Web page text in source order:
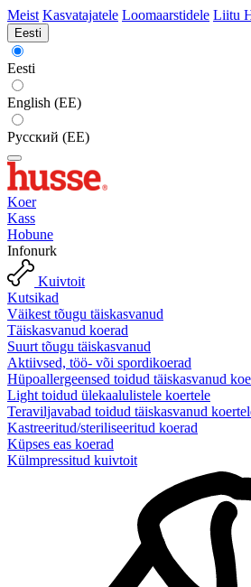
Meist Kasvatajatele Loomaarstidele Liitu
Eesti
Eesti
English (EE)
Русский (EE)
Koer
Kass
Hobune
Infonurk
Kuivtoit
Kutsikad
Väikest tõugu täiskasvanud
Täiskasvanud koerad
Suurt tõugu täiskasvanud
Aktiivsed, töö- või spordikoerad
Hüpoallergeensed toidud täiskasvanud
Light toidud ülekaalulistele koertele
Teraviljavabad toidud täiskasvanud
Kastreeritud/steriliseeritud koerad
Küpses eas koerad
Külmpressitud kuivtoit